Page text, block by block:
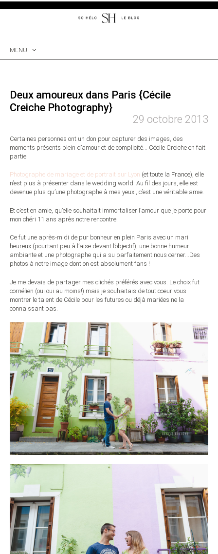
MENU
Deux amoureux dans Paris {Cécile
Creiche Photography}
29 octobre 2013
Certaines personnes ont un don pour capturer des images, des
moments présents plein d’amour et de complicité… Cécile Creiche en fait
partie.
Photographe de mariage et de portrait sur Lyon (et toute la France), elle
n’est plus à présenter dans le wedding world. Au fil des jours, elle est
devenue plus qu’une photographe à mes yeux , c’est une véritable amie.
Et c’est en amie, qu’elle souhaitait immortaliser l’amour que je porte pour
mon chéri 11 ans après notre rencontre.
Ce fut une après-midi de pur bonheur en plein Paris avec un mari
heureux (pourtant peu à l’aise devant l’objectif), une bonne humeur
ambiante et une photographe qui a su parfaitement nous cerner…Des
photos à notre image dont on est absolument fans !
Je me devais de partager mes clichés préférés avec vous. Le choix fut
cornélien (oui oui au moins!) mais je souhaitais de tout coeur vous
montrer le talent de Cécile pour les futures ou déjà mariées ne la
connaissant pas.